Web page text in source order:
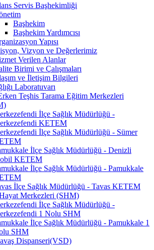
Servis Başhekimliği
Başhekim
Başhekim Yardımcısı
Yapısı
Vizyon ve Değerlerimiz
Verilen Alanlar
Birimi ve Çalışmaları
ve İletişim Bilgileri
Laboratuvarı
Teşhis Tarama Eğitim Merkezleri
İlçe Sağlık Müdürlüğü -
KETEM
İlçe Sağlık Müdürlüğü - Sümer
İlçe Sağlık Müdürlüğü - Denizli
KETEM
İlçe Sağlık Müdürlüğü - Pamukkale
İlçe Sağlık Müdürlüğü - Tavas KETEM
Hayat Merkezleri (SHM)
İlçe Sağlık Müdürlüğü -
1 Nolu SHM
İlçe Sağlık Müdürlüğü - Pamukkale 1
SHM
Dispanseri(VSD)